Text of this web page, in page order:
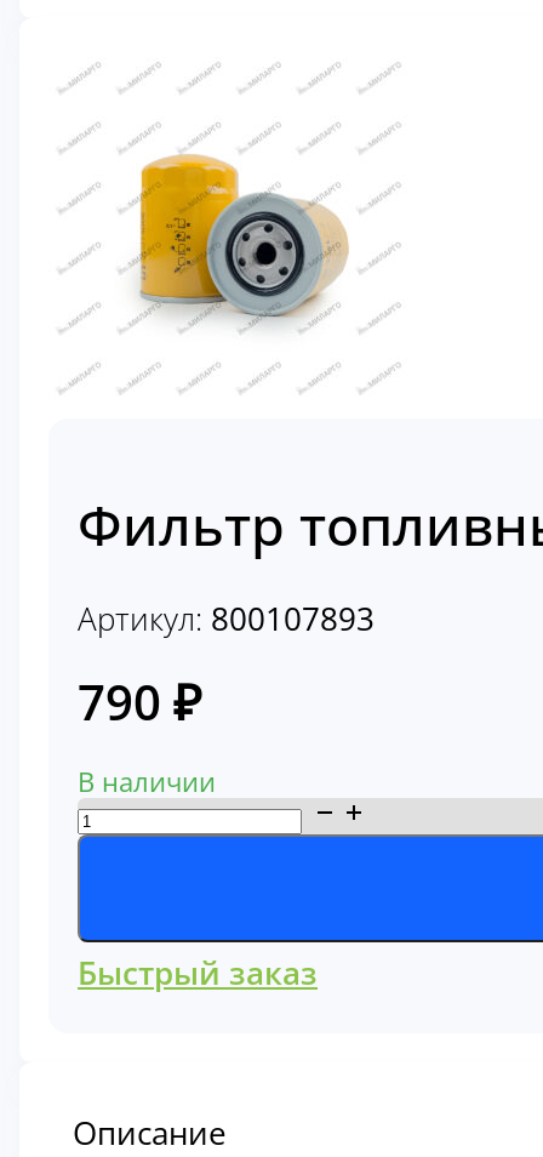
Фильтр
Артикул: 800107893
790 ₽
В наличии
Количество
товара
топливный
800107893
Быстрый заказ
Описание